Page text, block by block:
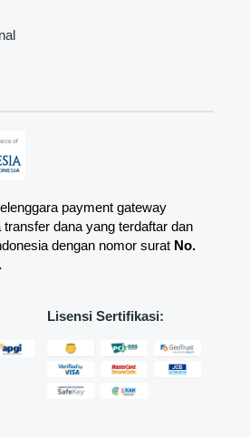
payment gateway
dana yang terdaftar dan
dengan nomor surat No.
Lisensi Sertifikasi: